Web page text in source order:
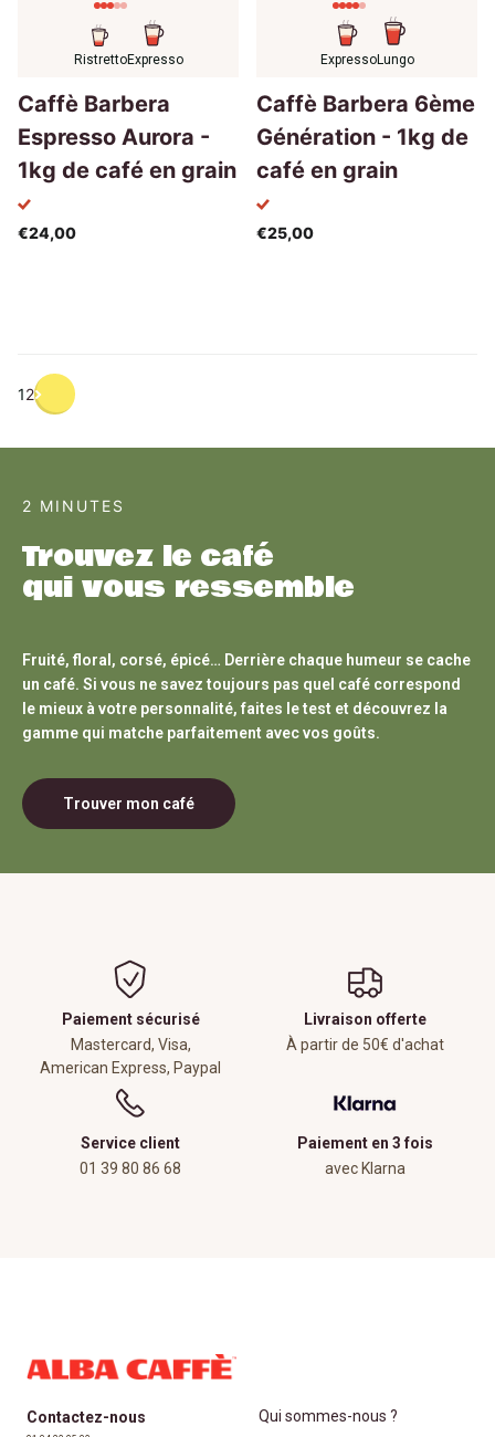
RistrettoExpresso
Caffè Barbera
Espresso Aurora -
1kg de café en grain
€24,00
ExpressoLungo
Caffè Barbera 6ème
Génération - 1kg de
café en grain
€25,00
12
2 MINUTES
Trouvez le café
qui vous ressemble
Fruité, floral, corsé, épicé… Derrière chaque humeur se cache
un café. Si vous ne savez toujours pas quel café correspond
le mieux à votre personnalité, faites le test et découvrez la
gamme qui matche parfaitement avec vos goûts.
Trouver mon café
Paiement sécurisé
Mastercard, Visa,
American Express, Paypal
Livraison offerte
À partir de 50€ d'achat
Service client
01 39 80 86 68
Paiement en 3 fois
avec Klarna
Contactez-nous
Qui sommes-nous ?